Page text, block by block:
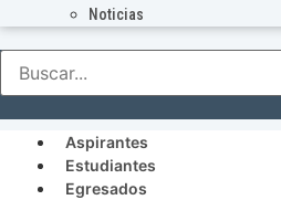
Noticias
Aspirantes
Estudiantes
Egresados